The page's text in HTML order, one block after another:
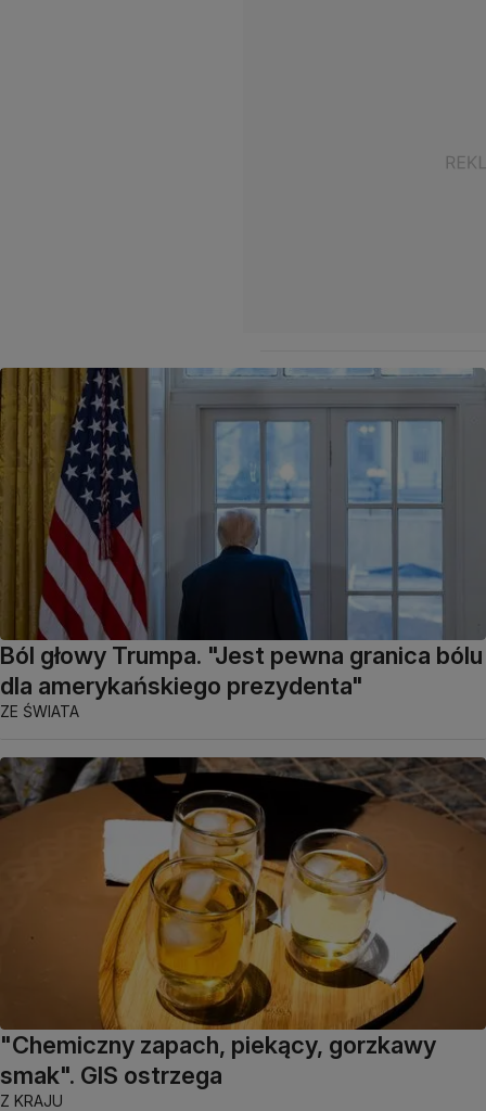
Ból głowy Trumpa. "Jest pewna granica bólu
dla amerykańskiego prezydenta"
ZE ŚWIATA
"Chemiczny zapach, piekący, gorzkawy
smak". GIS ostrzega
Z KRAJU